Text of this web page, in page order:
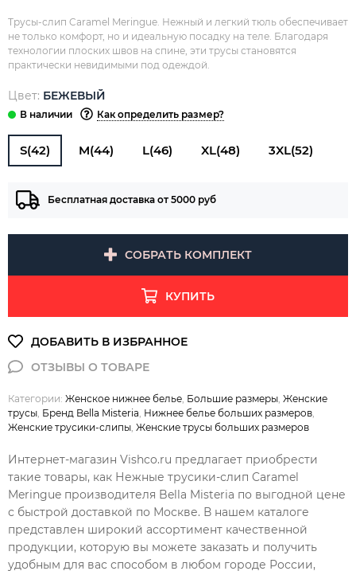
Трусы-слип Caramel Meringue. Нежный и легкий тюль обеспечивает
не только комфорт, но и идеальную посадку на теле. Благодаря
технологии плоских швов на спине, эти трусы становятся
практически невидимыми под одеждой.
Цвет: БЕЖЕВЫЙ
Как определить размер?
S(42) M(44) L(46) XL(48) 3XL(52)
Бесплатная доставка от 5000 руб
СОБРАТЬ КОМПЛЕКТ
КУПИТЬ
Категории: Женское нижнее белье Большие размеры Женские
трусы Бренд Bella Misteria Нижнее белье больших размеров
Женские трусики-слипы Женские трусы больших размеров
Интернет-магазин Vishco.ru предлагает приобрести
такие товары, как Нежные трусики-слип Caramel
Meringue производителя Bella Misteria по выгодной цене
с быстрой доставкой по Москве. В нашем каталоге
представлен широкий ассортимент качественной
продукции, которую вы можете заказать и получить
удобным для вас способом в любом городе России,